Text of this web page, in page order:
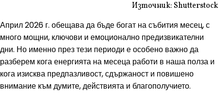
Източник: Shutterstock
Април 2026 г. обещава да бъде богат на събития месец, с
много мощни, ключови и емоционално предизвикателни
дни. Но именно през тези периоди е особено важно да
разберем кога енергията на месеца работи в наша полза и
кога изисква предпазливост, сдържаност и повишено
внимание към думите, действията и благополучието.